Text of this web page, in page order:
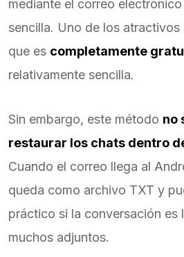
mediante el correo
sencilla. Uno de los
que es completamente
relativamente sencilla.
Sin embargo, este método no
restaurar los chats dentro
Cuando el correo llega al
queda como archivo TXT y
práctico si la conversación es
muchos adjuntos.